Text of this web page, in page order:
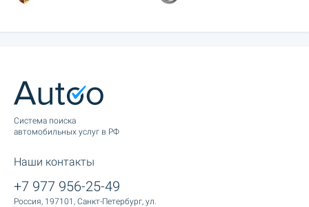
Cистема поиска
автомобильных услуг в РФ
Наши контакты
+7 977 956-25-49
Россия, 197101, Санкт-Петербург, ул.